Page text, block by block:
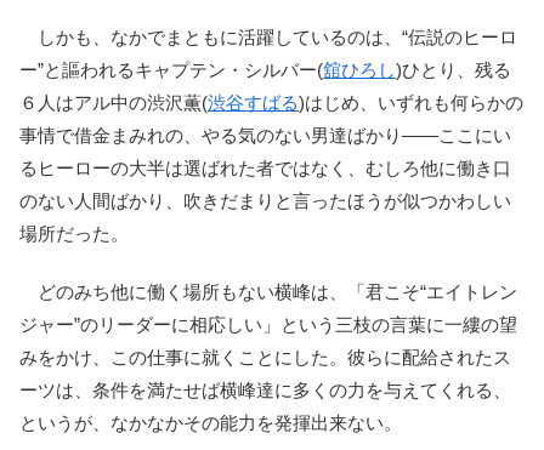
しかも、なかでまともに活躍しているのは、“伝説のヒーロ
ー”と謳われるキャプテン・シルバー(舘ひろし)ひとり、残る
６人はアル中の渋沢薫(渋谷すばる)はじめ、いずれも何らかの
事情で借金まみれの、やる気のない男達ばかり――ここにい
るヒーローの大半は選ばれた者ではなく、むしろ他に働き口
のない人間ばかり、吹きだまりと言ったほうが似つかわしい
場所だった。
どのみち他に働く場所もない横峰は、「君こそ“エイトレン
ジャー”のリーダーに相応しい」という三枝の言葉に一縷の望
みをかけ、この仕事に就くことにした。彼らに配給されたス
ーツは、条件を満たせば横峰達に多くの力を与えてくれる、
というが、なかなかその能力を発揮出来ない。